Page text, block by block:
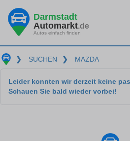
Darmstadt
Automarkt.de
Autos einfach finden
❯ SUCHEN ❯ MAZDA
Leider konnten wir derzeit keine
Schauen Sie bald wieder vorbei!